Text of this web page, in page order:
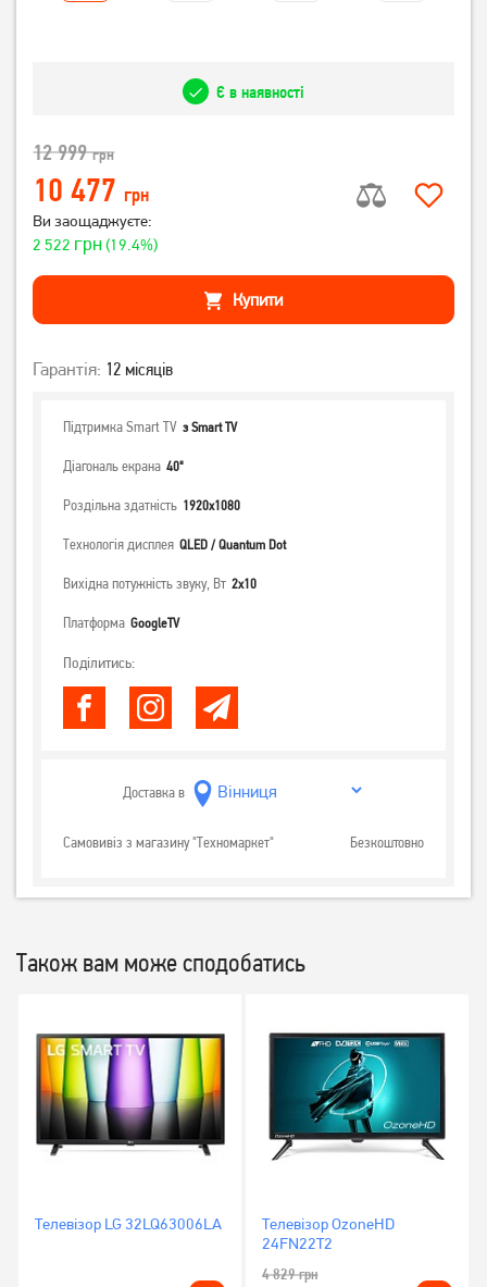
Є в наявності
12 999грн
10 477 грн
Ви заощаджуєте:
2 522 грн(19.4%)
Купити
Гарантія: 12 місяців
Підтримка Smart TV з Smart TV
Діагональ екрана 40"
Роздільна здатність 1920x1080
Технологія дисплея QLED / Quantum Dot
Вихідна потужність звуку, Вт 2х10
Платформа GoogleTV
Поділитись:
Доставка в
Самовивіз з магазину "Техномаркет" Безкоштовно
Також вам може сподобатись
Телевізор LG 32LQ63006LA
Телевізор OzoneHD
24FN22T2
4 829грн